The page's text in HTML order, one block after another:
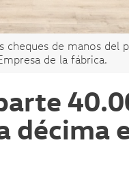
cheques de manos del
de la fábrica.